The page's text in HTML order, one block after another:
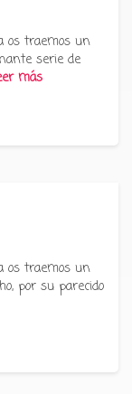
os traemos un
serie de
más
os traemos un
por su parecido